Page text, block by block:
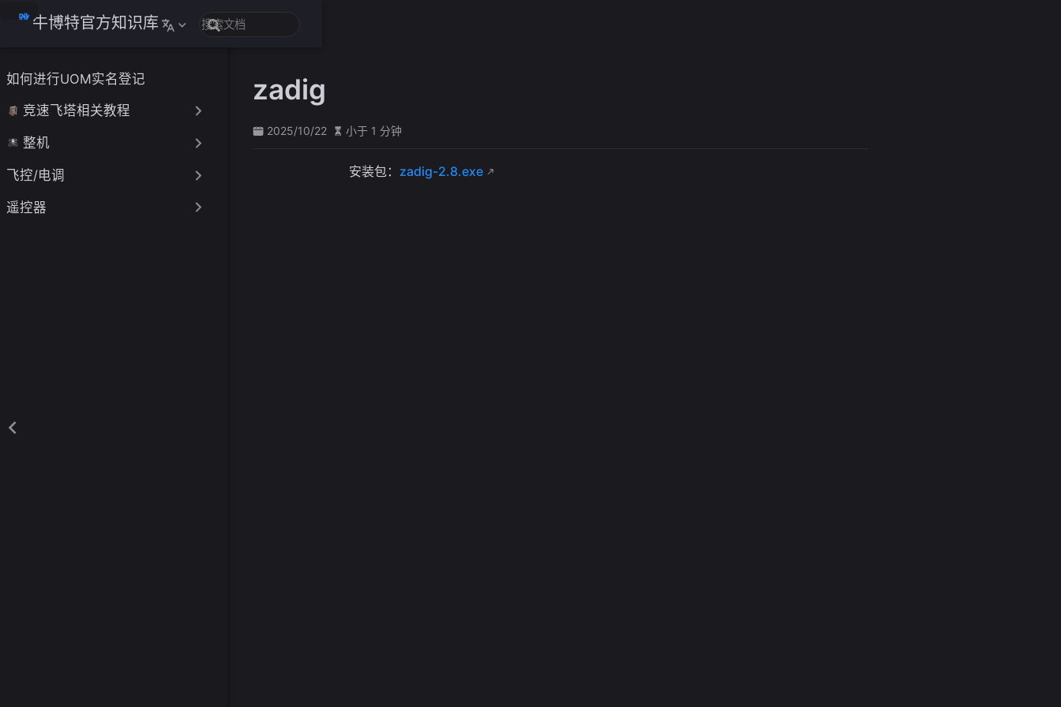
跳
要
內
容
牛博特官方知识库
如何进行UOM实名登记
竞速飞塔相关教程
整机
飞控/电调
遥控器
zadig
2025/10/22 小于 1 分钟
安装包： zadig-2.8.exe